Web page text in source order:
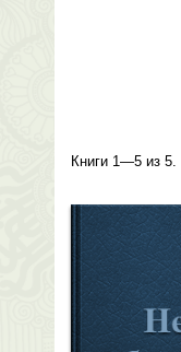
Книги 1—5 из 5.